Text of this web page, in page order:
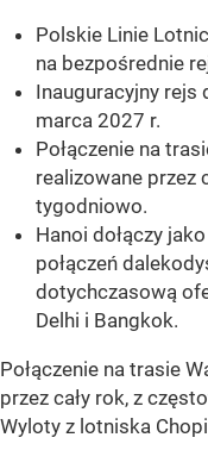
Polskie Linie
na bezpośrednie
Inauguracyjny rejs
marca 2027 r.
Połączenie na
realizowane przez
tygodniowo.
Hanoi dołączy
połączeń
dotychczasową
Delhi i Bangkok.
Połączenie na trasie
przez cały rok, z
Wyloty z lotniska